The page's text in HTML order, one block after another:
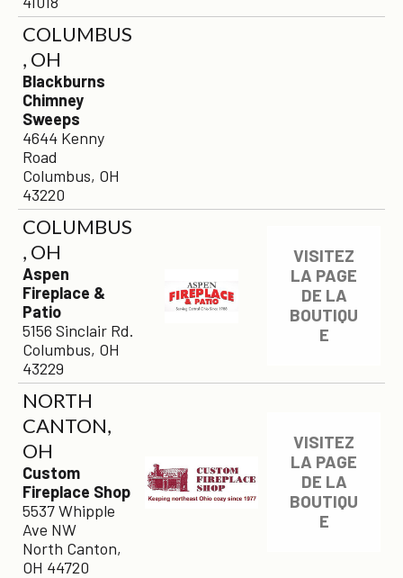
COLUMBUS
, OH
Blackburns
Chimney
Sweeps
4644 Kenny
Road
Columbus, OH
43220
COLUMBUS
, OH
Aspen
Fireplace &
Patio
5156 Sinclair Rd.
Columbus, OH
43229
VISITEZ
LA PAGE
DE LA
BOUTIQU
E
NORTH
CANTON,
OH
Custom
Fireplace Shop
5537 Whipple
Ave NW
North Canton,
OH 44720
VISITEZ
LA PAGE
DE LA
BOUTIQU
E